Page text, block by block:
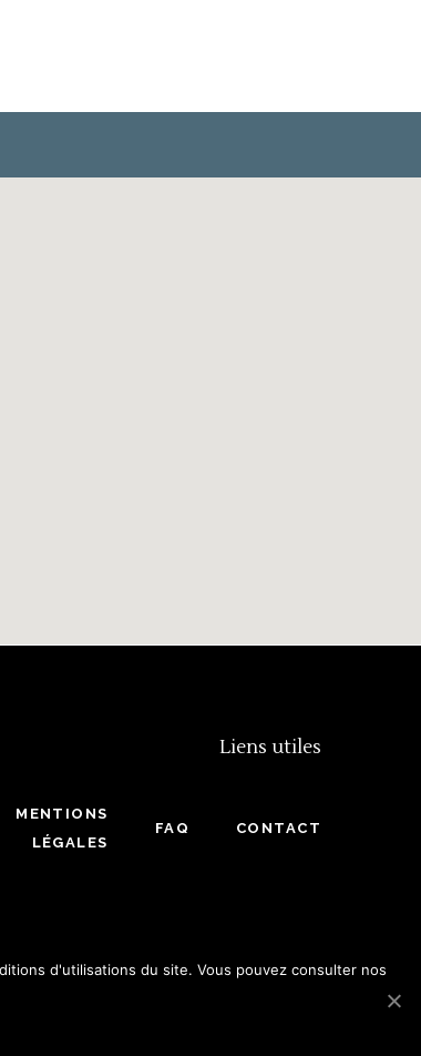
Liens utiles
MENTIONS
LÉGALES
FAQ CONTACT
d'utilisations du site. Vous pouvez consulter nos